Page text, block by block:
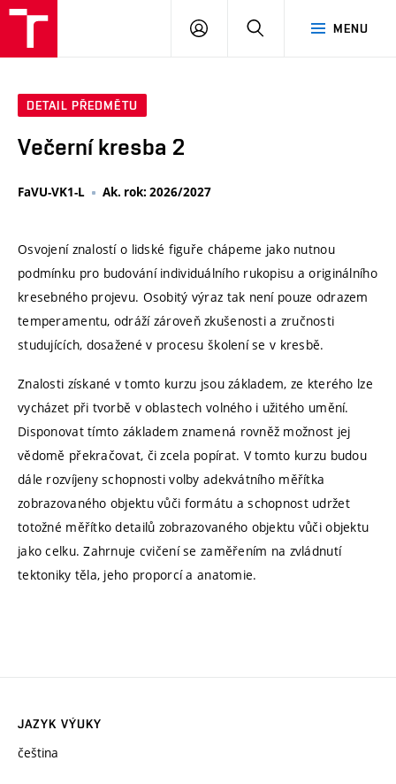
MENU
PŘIHLÁSIT
DETAIL PŘEDMĚTU
Večerní kresba 2
FaVU-VK1-L Ak. rok: 2026/2027
Osvojení znalostí o lidské figuře chápeme jako nutnou
podmínku pro budování individuálního rukopisu a originálního
kresebného projevu. Osobitý výraz tak není pouze odrazem
temperamentu, odráží zároveň zkušenosti a zručnosti
studujících, dosažené v procesu školení se v kresbě.
Znalosti získané v tomto kurzu jsou základem, ze kterého lze
vycházet při tvorbě v oblastech volného i užitého umění.
Disponovat tímto základem znamená rovněž možnost jej
vědomě překračovat, či zcela popírat. V tomto kurzu budou
dále rozvíjeny schopnosti volby adekvátního měřítka
zobrazovaného objektu vůči formátu a schopnost udržet
totožné měřítko detailů zobrazovaného objektu vůči objektu
jako celku. Zahrnuje cvičení se zaměřením na zvládnutí
tektoniky těla, jeho proporcí a anatomie.
JAZYK VÝUKY
čeština